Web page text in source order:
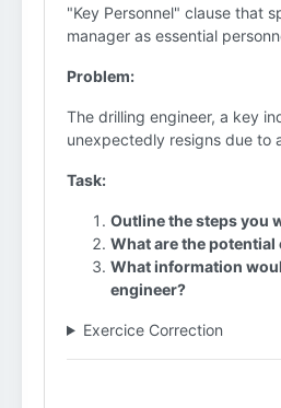
"Key Personnel" clause that
manager as essential
Problem:
The drilling engineer, a key
unexpectedly resigns due to
Task:
Outline the steps you
What are the
What information
engineer?
Exercice Correction